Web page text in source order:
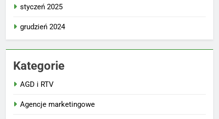
styczeń 2025
grudzień 2024
Kategorie
AGD i RTV
Agencje marketingowe